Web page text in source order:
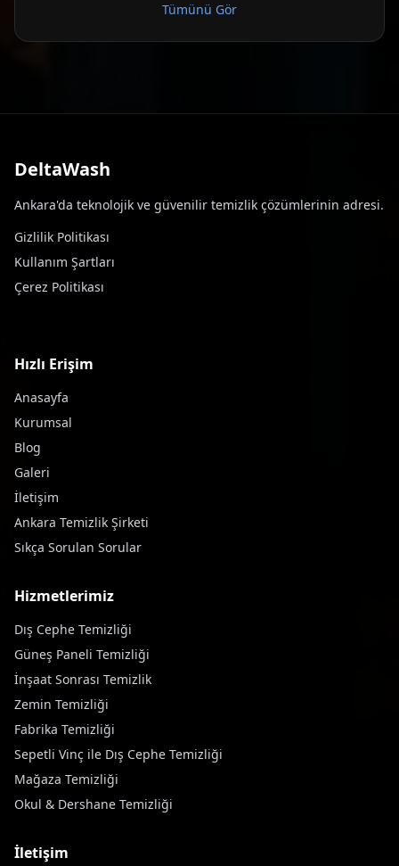
Tümünü Gör
DeltaWash
Ankara'da teknolojik ve güvenilir temizlik çözümlerinin adresi.
Gizlilik Politikası
Kullanım Şartları
Çerez Politikası
Hızlı Erişim
Anasayfa
Kurumsal
Blog
Galeri
İletişim
Ankara Temizlik Şirketi
Sıkça Sorulan Sorular
Hizmetlerimiz
Dış Cephe Temizliği
Güneş Paneli Temizliği
İnşaat Sonrası Temizlik
Zemin Temizliği
Fabrika Temizliği
Sepetli Vinç ile Dış Cephe Temizliği
Mağaza Temizliği
Okul & Dershane Temizliği
İletişim